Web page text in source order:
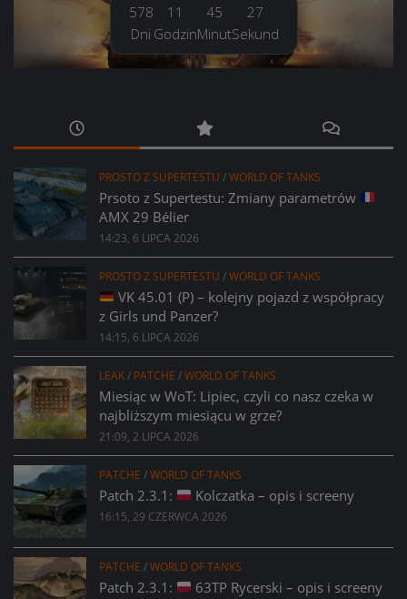
578
Dni
11
Godzin
45
Minut
28
Sekund
PROSTO Z SUPERTESTU /WORLD OF TANKS
Prsoto z Supertestu: Zmiany parametrów
AMX 29 Bélier
14:23, 6 LIPCA 2026
PROSTO Z SUPERTESTU /WORLD OF TANKS
VK 45.01 (P) – kolejny pojazd z współpracy
z Girls und Panzer?
14:15, 6 LIPCA 2026
LEAK/ PATCHE /WORLD OF TANKS
Miesiąc w WoT: Lipiec, czyli co nasz czeka w
najbliższym miesiącu w grze?
21:09, 2 LIPCA 2026
PATCHE /WORLD OF TANKS
Patch 2.3.1: Kolczatka – opis i screeny
16:15, 29 CZERWCA 2026
PATCHE /WORLD OF TANKS
Patch 2.3.1: 63TP Rycerski – opis i screeny